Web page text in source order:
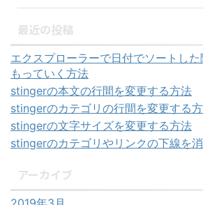
最近の投稿
エクスプローラーで日付でソートし
もっていく方法
stingerの本文の行間を変更する方法
stingerのカテゴリの行間を変更する
stingerの文字サイズを変更する方法
stingerのカテゴリやリンクの下線を
アーカイブ